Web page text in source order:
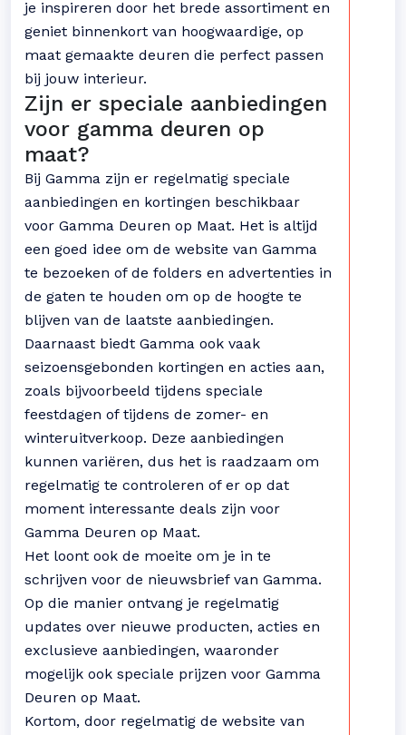
je inspireren door het brede assortiment en
geniet binnenkort van hoogwaardige, op
maat gemaakte deuren die perfect passen
bij jouw interieur.
Zijn er speciale aanbiedingen
voor gamma deuren op
maat?
Bij Gamma zijn er regelmatig speciale
aanbiedingen en kortingen beschikbaar
voor Gamma Deuren op Maat. Het is altijd
een goed idee om de website van Gamma
te bezoeken of de folders en advertenties in
de gaten te houden om op de hoogte te
blijven van de laatste aanbiedingen.
Daarnaast biedt Gamma ook vaak
seizoensgebonden kortingen en acties aan,
zoals bijvoorbeeld tijdens speciale
feestdagen of tijdens de zomer- en
winteruitverkoop. Deze aanbiedingen
kunnen variëren, dus het is raadzaam om
regelmatig te controleren of er op dat
moment interessante deals zijn voor
Gamma Deuren op Maat.
Het loont ook de moeite om je in te
schrijven voor de nieuwsbrief van Gamma.
Op die manier ontvang je regelmatig
updates over nieuwe producten, acties en
exclusieve aanbiedingen, waaronder
mogelijk ook speciale prijzen voor Gamma
Deuren op Maat.
Kortom, door regelmatig de website van